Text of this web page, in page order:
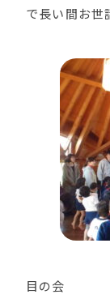
で長い間お世
目の会